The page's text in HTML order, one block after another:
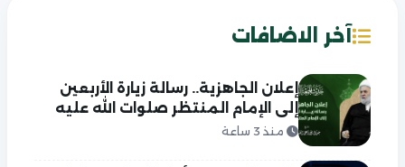
آخر الاضافات
إعلان الجاهزية.. رسالة زيارة الأربعين
إلى الإمام المنتظر صلوات الله عليه
منذ 3 ساعة